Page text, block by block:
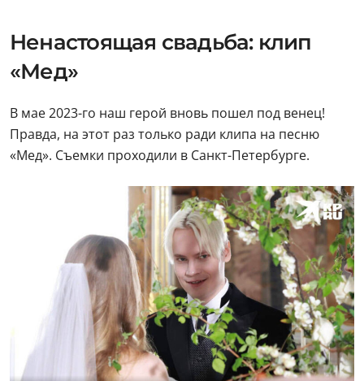
Ненастоящая свадьба: клип
«Мед»
В мае 2023-го наш герой вновь пошел под венец!
Правда, на этот раз только ради клипа на песню
«Мед». Съемки проходили в Санкт-Петербурге.